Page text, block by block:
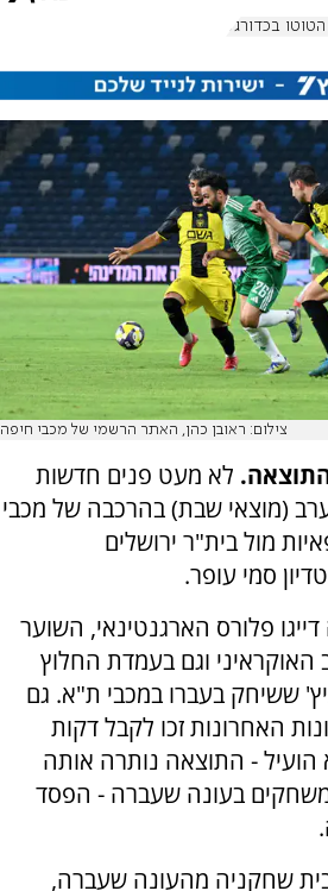
הטוטו בכדורגל
צילום: ראובן כהן, האתר הרשמי של מכבי חיפה
לא מעט פנים חדשות
(מוצאי שבת) בהרכבה של מכבי
מול בית"ר ירושלים
סמי עופר.
פלורס הארגנטינאי, השוער
האוקראיני וגם בעמדת החלוץ
ששיחק בעברו במכבי ת"א. גם
האחרונות זכו לקבל דקות
- התוצאה נותרה אותה
בעונה שעברה - הפסד
שחקניה מהעונה שעברה,